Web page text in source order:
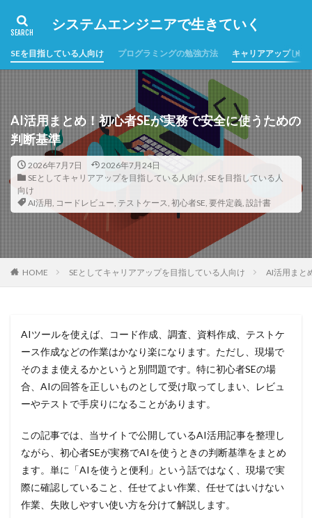
システムエンジニアで生きていく
SEを目指している人向け プログラミングの勉強方法 キャリアアップした
AI活用まとめ！初心者SEが実務で安全に使うための
判断基準
2026年7月7日
2026年7月24日
SEとしてキャリアアップを目指している人向け, SEを目指している人
向け
AI活用, コードレビュー, テストケース, 初心者SE, 要件定義, 設計書
HOME SEとしてキャリアアップを目指している人向け AI活用まと
AIツールを使えば、コード作成、調査、資料作成、テストケ
ース作成などの作業はかなり楽になります。ただし、現場で
そのまま使えるかというと別問題です。特に初心者SEの場
合、AIの回答を正しいものとして受け取ってしまい、レビュ
ーやテストで手戻りになることがあります。
この記事では、当サイトで公開しているAI活用記事を整理し
ながら、初心者SEが実務でAIを使うときの判断基準をまとめ
ます。単に「AIを使うと便利」という話ではなく、現場で実
際に確認していること、任せてよい作業、任せてはいけない
作業、失敗しやすい使い方を分けて解説します。